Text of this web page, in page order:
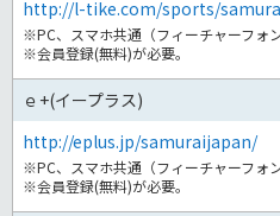
http://l-tike.com/sports/
※PC、スマホ共通（フィーチャーフォン
※会員登録(無料)が必要。
ｅ+(イープラス)
http://eplus.jp/samuraijapan/
※PC、スマホ共通（フィーチャーフォン
※会員登録(無料)が必要。